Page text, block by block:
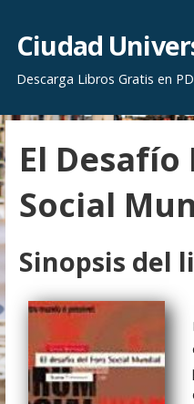
r
a
l
c
o
n
e
n
i
d
o
Ciudad
Descarga Libros Gratis en
El Desafío
Social
Sinopsis del